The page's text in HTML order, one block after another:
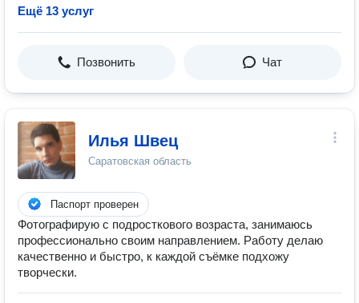
Ещё 13 услуг
Позвонить Чат
Илья Швец
Саратовская область
Паспорт проверен
Фотографирую с подросткового возраста, занимаюсь
профессионально своим направлением. Работу делаю
качественно и быстро, к каждой съёмке подхожу
творчески.